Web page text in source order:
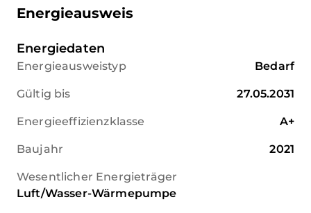
Energieausweis
Energiedaten
Energieausweistyp Bedarf
Gültig bis 27.05.2031
Energieeffizienzklasse A+
Baujahr 2021
Wesentlicher Energieträger
Luft/Wasser-Wärmepumpe